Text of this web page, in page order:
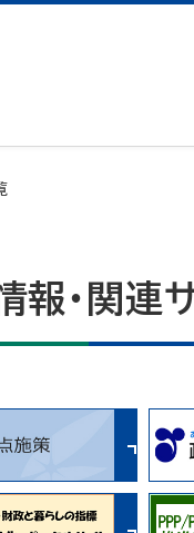
報・関連